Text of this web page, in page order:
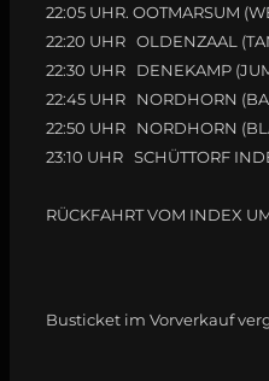
22:05 UHR. OOTMARSUM
22:20 UHR OLDENZAAL
22:30 UHR DENEKAMP
22:45 UHR NORDHORN
22:50 UHR NORDHORN
23:10 UHR SCHÜTTORF
RÜCKFAHRT VOM INDEX
Busticket im Vorverkauf